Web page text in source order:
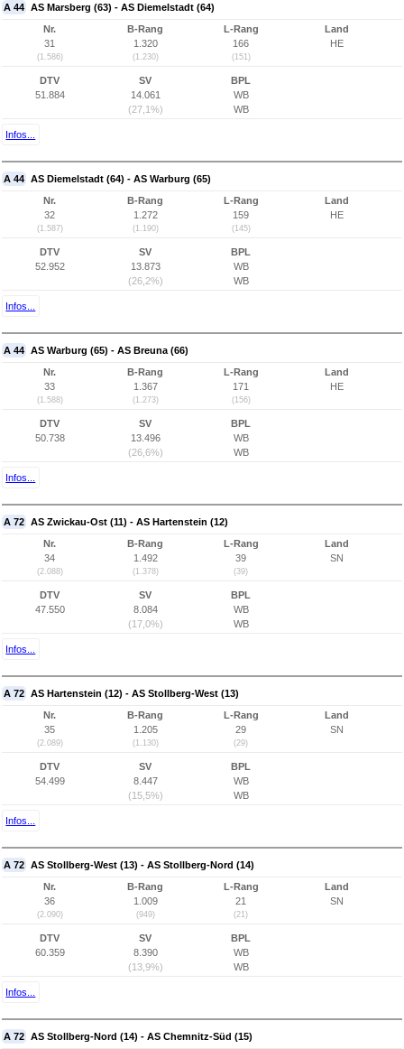
A 44 AS Marsberg (63) - AS Diemelstadt (64)
Nr.
31
(1.586)
B-Rang
1.320
(1.230)
L-Rang
166
(151)
Land
HE
DTV
51.884
SV
14.061
(27,1%)
BPL
WB
WB
Infos...
A 44 AS Diemelstadt (64) - AS Warburg (65)
Nr.
32
(1.587)
B-Rang
1.272
(1.190)
L-Rang
159
(145)
Land
HE
DTV
52.952
SV
13.873
(26,2%)
BPL
WB
WB
Infos...
A 44 AS Warburg (65) - AS Breuna (66)
Nr.
33
(1.588)
B-Rang
1.367
(1.273)
L-Rang
171
(156)
Land
HE
DTV
50.738
SV
13.496
(26,6%)
BPL
WB
WB
Infos...
A 72 AS Zwickau-Ost (11) - AS Hartenstein (12)
Nr.
34
(2.088)
B-Rang
1.492
(1.378)
L-Rang
39
(39)
Land
SN
DTV
47.550
SV
8.084
(17,0%)
BPL
WB
WB
Infos...
A 72 AS Hartenstein (12) - AS Stollberg-West (13)
Nr.
35
(2.089)
B-Rang
1.205
(1.130)
L-Rang
29
(29)
Land
SN
DTV
54.499
SV
8.447
(15,5%)
BPL
WB
WB
Infos...
A 72 AS Stollberg-West (13) - AS Stollberg-Nord (14)
Nr.
36
(2.090)
B-Rang
1.009
(949)
L-Rang
21
(21)
Land
SN
DTV
60.359
SV
8.390
(13,9%)
BPL
WB
WB
Infos...
A 72 AS Stollberg-Nord (14) - AS Chemnitz-Süd (15)